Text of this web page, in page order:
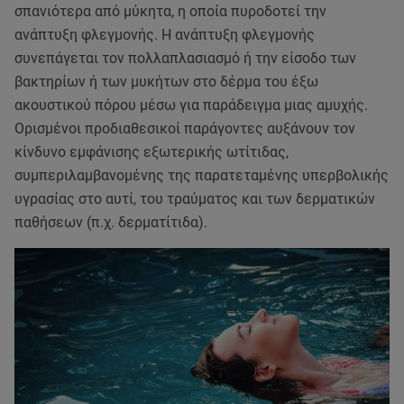
σπανιότερα από μύκητα, η οποία πυροδοτεί την
ανάπτυξη φλεγμονής. Η ανάπτυξη φλεγμονής
συνεπάγεται τον πολλαπλασιασμό ή την είσοδο των
βακτηρίων ή των μυκήτων στο δέρμα του έξω
ακουστικού πόρου μέσω για παράδειγμα μιας αμυχής.
Ορισμένοι προδιαθεσικοί παράγοντες αυξάνουν τον
κίνδυνο εμφάνισης εξωτερικής ωτίτιδας,
συμπεριλαμβανομένης της παρατεταμένης υπερβολικής
υγρασίας στο αυτί, του τραύματος και των δερματικών
παθήσεων (π.χ. δερματίτιδα).